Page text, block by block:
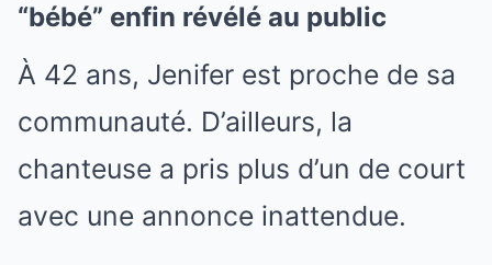
“bébé” enfin révélé au public
À 42 ans, Jenifer est proche de sa
communauté. D’ailleurs, la
chanteuse a pris plus d’un de court
avec une annonce inattendue.